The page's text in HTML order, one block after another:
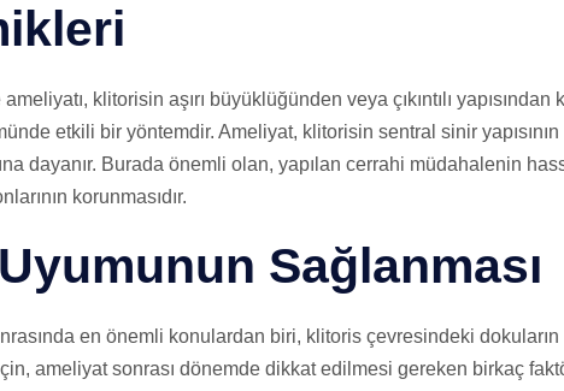
klitorisin aşırı büyüklüğünden veya çıkıntılı
etkili bir yöntemdir. Ameliyat, klitorisin sentral sinir
dayanır. Burada önemli olan, yapılan cerrahi müdahalenin
korunmasıdır.
Sağlanması
en önemli konulardan biri, klitoris çevresindeki dokuların
ameliyat sonrası dönemde dikkat edilmesi gereken birkaç